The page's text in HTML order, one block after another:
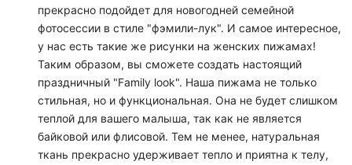
прекрасно подойдет для новогодней семейной
фотосессии в стиле "фэмили-лук". И самое интересное,
у нас есть такие же рисунки на женских пижамах!
Таким образом, вы сможете создать настоящий
праздничный "Family look". Наша пижама не только
стильная, но и функциональная. Она не будет слишком
теплой для вашего малыша, так как не является
байковой или флисовой. Тем не менее, натуральная
ткань прекрасно удерживает тепло и приятна к телу,